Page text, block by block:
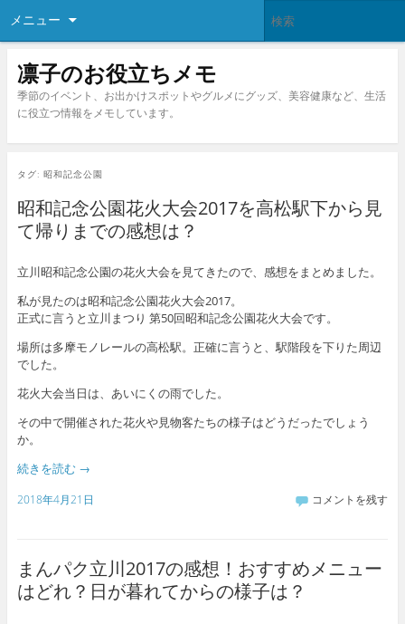
メニュー
凛子のお役立ちメモ
季節のイベント、お出かけスポットやグルメにグッズ、美容健康など、生活
に役立つ情報をメモしています。
タグ: 昭和記念公園
昭和記念公園花火大会2017を高松駅下から見
て帰りまでの感想は？
立川昭和記念公園の花火大会を見てきたので、感想をまとめました。
私が見たのは昭和記念公園花火大会2017。
正式に言うと立川まつり 第50回昭和記念公園花火大会です。
場所は多摩モノレールの高松駅。正確に言うと、駅階段を下りた周辺
でした。
花火大会当日は、あいにくの雨でした。
その中で開催された花火や見物客たちの様子はどうだったでしょう
か。
続きを読む →
2018年4月21日 コメントを残す
まんパク立川2017の感想！おすすめメニュー
はどれ？日が暮れてからの様子は？